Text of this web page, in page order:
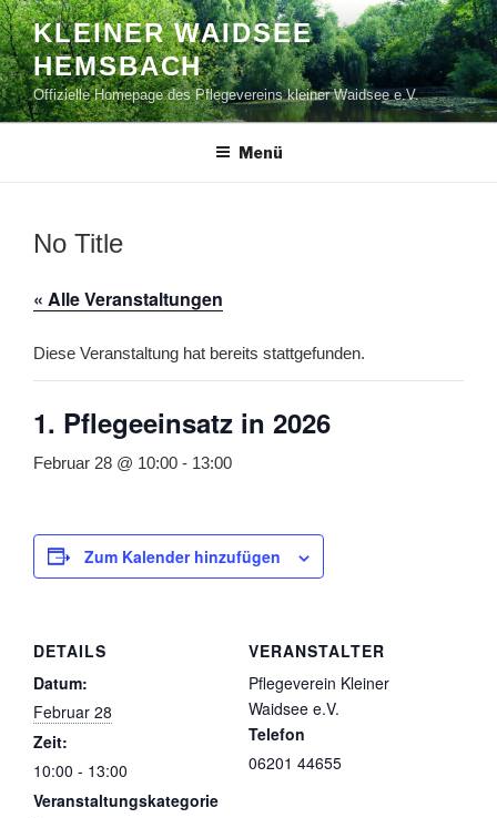
Zum
Inhalt
springen
KLEINER WAIDSEE
HEMSBACH
Offizielle Homepage des Pflegevereins kleiner Waidsee e.V.
Menü
No Title
« Alle Veranstaltungen
Diese Veranstaltung hat bereits stattgefunden.
1. Pflegeeinsatz in 2026
Februar 28 @ 10:00 - 13:00
Zum Kalender hinzufügen
DETAILS
Datum:
Februar 28
Zeit:
10:00 - 13:00
Veranstaltungskategorie
VERANSTALTER
Pflegeverein Kleiner
Waidsee e.V.
Telefon
06201 44655